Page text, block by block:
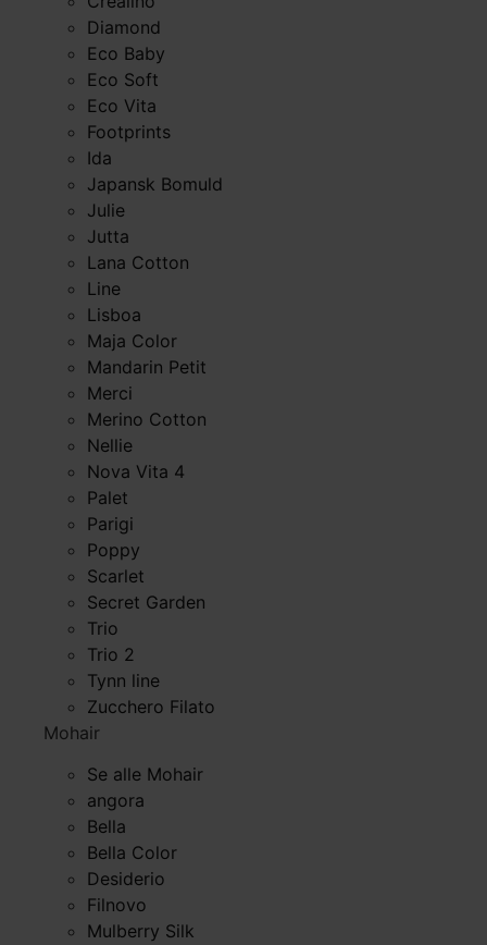
Diamond
Eco Baby
Eco Soft
Eco Vita
Footprints
Ida
Japansk Bomuld
Julie
Jutta
Lana Cotton
Line
Lisboa
Maja Color
Mandarin Petit
Merci
Merino Cotton
Nellie
Nova Vita 4
Palet
Parigi
Poppy
Scarlet
Secret Garden
Trio
Trio 2
Tynn line
Zucchero Filato
Mohair
Se alle Mohair
angora
Bella
Bella Color
Desiderio
Filnovo
Mulberry Silk